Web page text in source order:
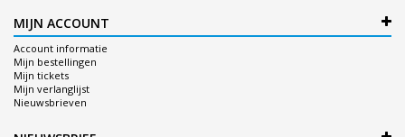
MIJN ACCOUNT
Account informatie
Mijn bestellingen
Mijn tickets
Mijn verlanglijst
Nieuwsbrieven